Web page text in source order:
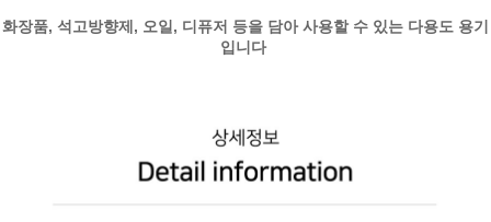
화장품, 석고방향제, 오일, 디퓨저 등을 담아 사용할 수 있는 다용도 용기
입니다